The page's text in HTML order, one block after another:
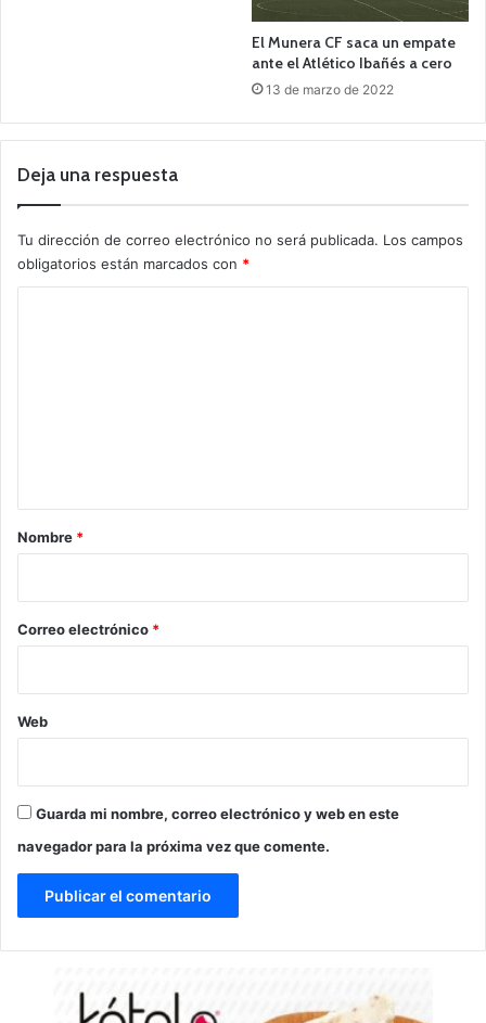
El Munera CF saca un empate
ante el Atlético Ibañés a cero
13 de marzo de 2022
Deja una respuesta
Tu dirección de correo electrónico no será publicada. Los campos
obligatorios están marcados con *
r
*
Nombre *
Correo electrónico *
Web
Guarda mi nombre, correo electrónico y web en este
navegador para la próxima vez que comente.